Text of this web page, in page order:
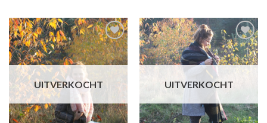
Toevoegen
aan
wensenlijst
UITVERKOCHT
Toevoegen
aan
wensenlijst
UITVERKOCHT